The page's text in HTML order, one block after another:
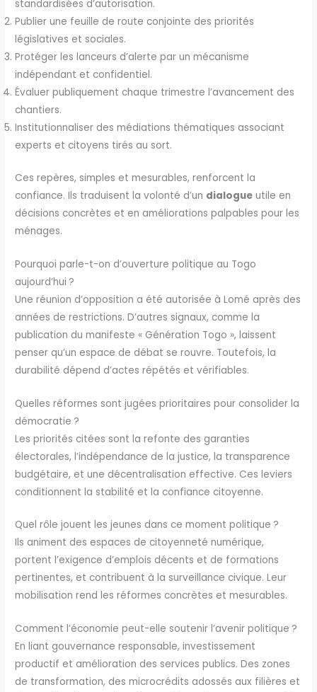
standardisées d’autorisation.
Publier une feuille de route conjointe des priorités
législatives et sociales.
Protéger les lanceurs d’alerte par un mécanisme
indépendant et confidentiel.
Évaluer publiquement chaque trimestre l’avancement des
chantiers.
Institutionnaliser des médiations thématiques associant
experts et citoyens tirés au sort.
Ces repères, simples et mesurables, renforcent la
confiance. Ils traduisent la volonté d’un dialogue utile en
décisions concrètes et en améliorations palpables pour les
ménages.
Pourquoi parle-t-on d’ouverture politique au Togo
aujourd’hui ?
Une réunion d’opposition a été autorisée à Lomé après des
années de restrictions. D’autres signaux, comme la
publication du manifeste « Génération Togo », laissent
penser qu’un espace de débat se rouvre. Toutefois, la
durabilité dépend d’actes répétés et vérifiables.
Quelles réformes sont jugées prioritaires pour consolider la
démocratie ?
Les priorités citées sont la refonte des garanties
électorales, l’indépendance de la justice, la transparence
budgétaire, et une décentralisation effective. Ces leviers
conditionnent la stabilité et la confiance citoyenne.
Quel rôle jouent les jeunes dans ce moment politique ?
Ils animent des espaces de citoyenneté numérique,
portent l’exigence d’emplois décents et de formations
pertinentes, et contribuent à la surveillance civique. Leur
mobilisation rend les réformes concrètes et mesurables.
Comment l’économie peut-elle soutenir l’avenir politique ?
En liant gouvernance responsable, investissement
productif et amélioration des services publics. Des zones
de transformation, des microcrédits adossés aux filières et